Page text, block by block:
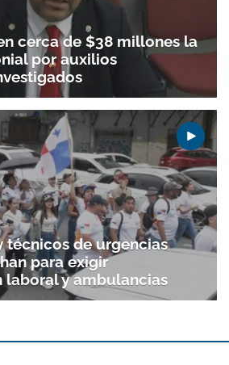
cerca de $38 millones la
por auxilios
técnicos de urgencias
para exigir
laboral y ambulancias